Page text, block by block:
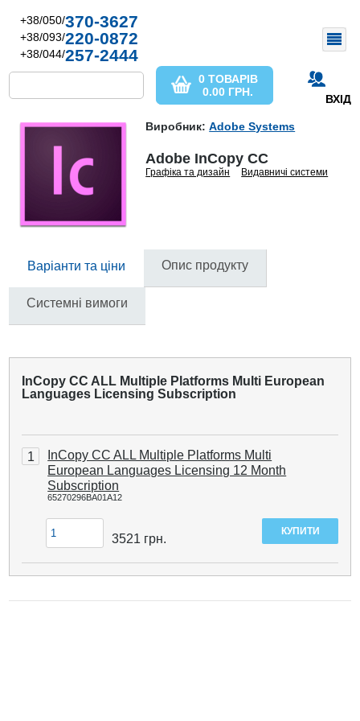
+38/050/370-3627
+38/093/220-0872
+38/044/257-2444
ВХІД
0 ТОВАРІВ
0.00 ГРН.
Виробник:Adobe Systems
Adobe InCopy CC
Графіка та дизайн Видавничі системи
Варіанти та ціни Опис продукту
Системні вимоги
InCopy CC ALL Multiple Platforms Multi European
Languages ​​Licensing Subscription
1
InCopy CC ALL Multiple Platforms Multi
European Languages ​​Licensing 12 Month
Subscription
65270296BA01A12
3521 грн.